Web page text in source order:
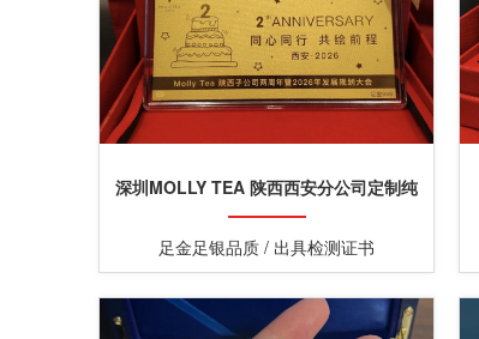
深圳MOLLY TEA 陕西西安分公司定制纯
金金钞
足金足银品质 / 出具检测证书